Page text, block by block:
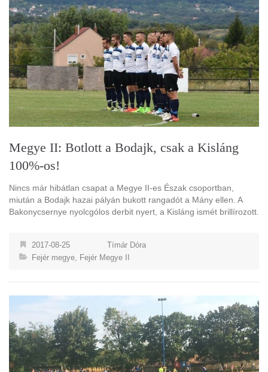
Megye II: Botlott a Bodajk, csak a Kisláng
100%-os!
Nincs már hibátlan csapat a Megye II-es Észak csoportban,
miután a Bodajk hazai pályán bukott rangadót a Mány ellen. A
Bakonycsernye nyolcgólos derbit nyert, a Kisláng ismét brillírozott.
2017-08-25
Tímár Dóra
Fejér megye
Fejér Megye II